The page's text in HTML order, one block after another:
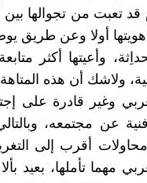
قد تعبت من تجوالها
أولا وعن طريق
وأعيتها أكثر
ولاشك أن هذه
وغير قادرة على
عن مجتمعه،
محاولات أقرب إلى
مهما تأملها،